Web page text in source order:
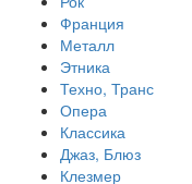
Франция
Металл
Этника
Техно, Транс
Опера
Классика
Джаз, Блюз
Клезмер